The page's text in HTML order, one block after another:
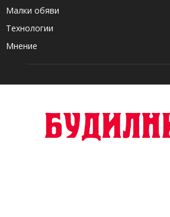
Малки обяви
Технологии
Мнение